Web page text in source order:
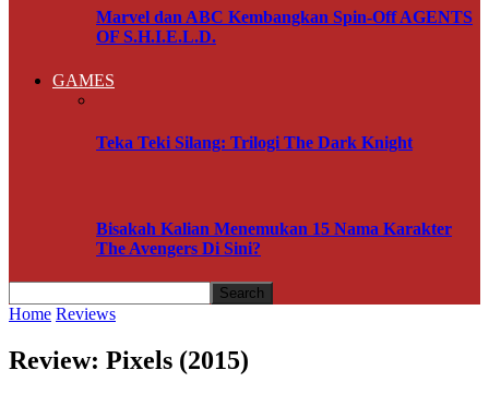
Marvel dan ABC Kembangkan Spin-Off AGENTS
OF S.H.I.E.L.D.
GAMES
Teka Teki Silang: Trilogi The Dark Knight
Bisakah Kalian Menemukan 15 Nama Karakter
The Avengers Di Sini?
Home Reviews
Review: Pixels (2015)